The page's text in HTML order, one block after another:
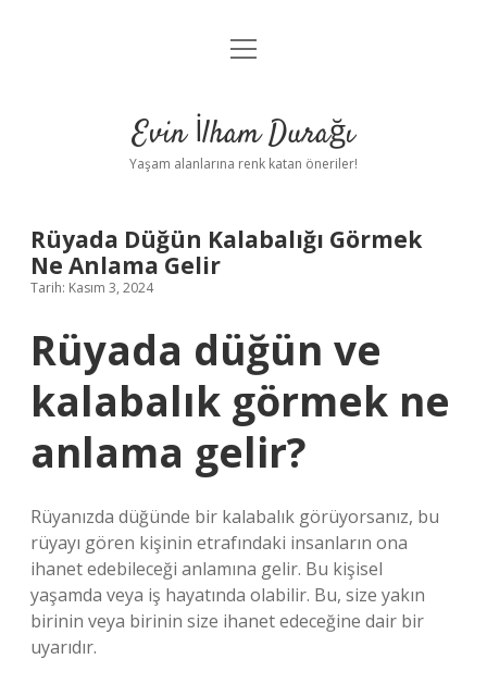
Anasayfa
Yasal Uyarı
menüyü
Evin İlham Durağı
Yaşam alanlarına renk katan öneriler!
Rüyada Düğün Kalabalığı Görmek
Ne Anlama Gelir
Tarih: Kasım 3, 2024
Rüyada düğün ve
kalabalık görmek ne
anlama gelir?
Rüyanızda düğünde bir kalabalık görüyorsanız, bu
rüyayı gören kişinin etrafındaki insanların ona
ihanet edebileceği anlamına gelir. Bu kişisel
yaşamda veya iş hayatında olabilir. Bu, size yakın
birinin veya birinin size ihanet edeceğine dair bir
uyarıdır.